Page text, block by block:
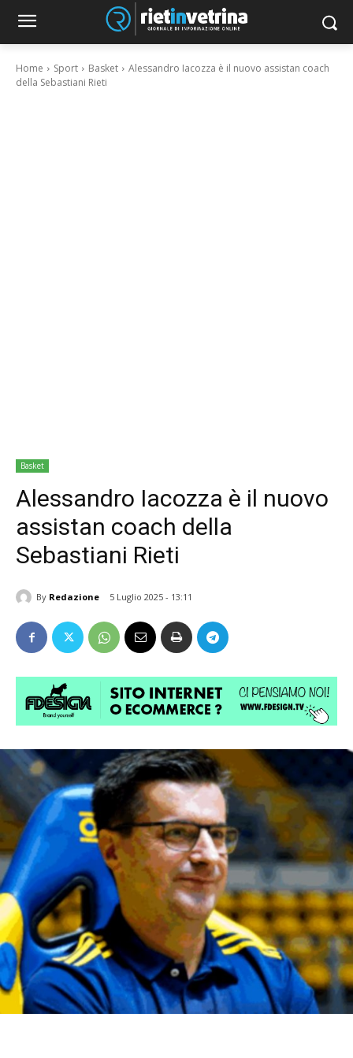
Home Sport Basket
Alessandro Iacozza è il nuovo assistan coach
della Sebastiani Rieti
Basket
Alessandro Iacozza è il nuovo
assistan coach della
Sebastiani Rieti
By Redazione 5 Luglio 2025 - 13:11